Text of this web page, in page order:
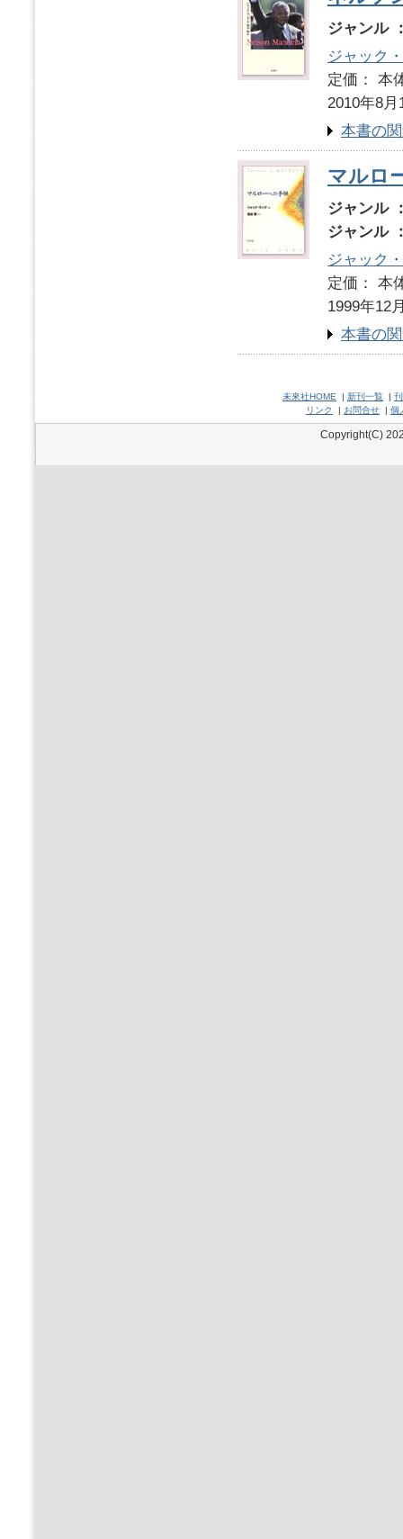
ジャンル
ジャック
定価：
2010年8月
本書の
マルロ
ジャンル
ジャンル
ジャック
定価：
1999年12
本書の
未來社HOME | 新刊一覧 |
リンク
| お問合せ | 個
Copyright(C)